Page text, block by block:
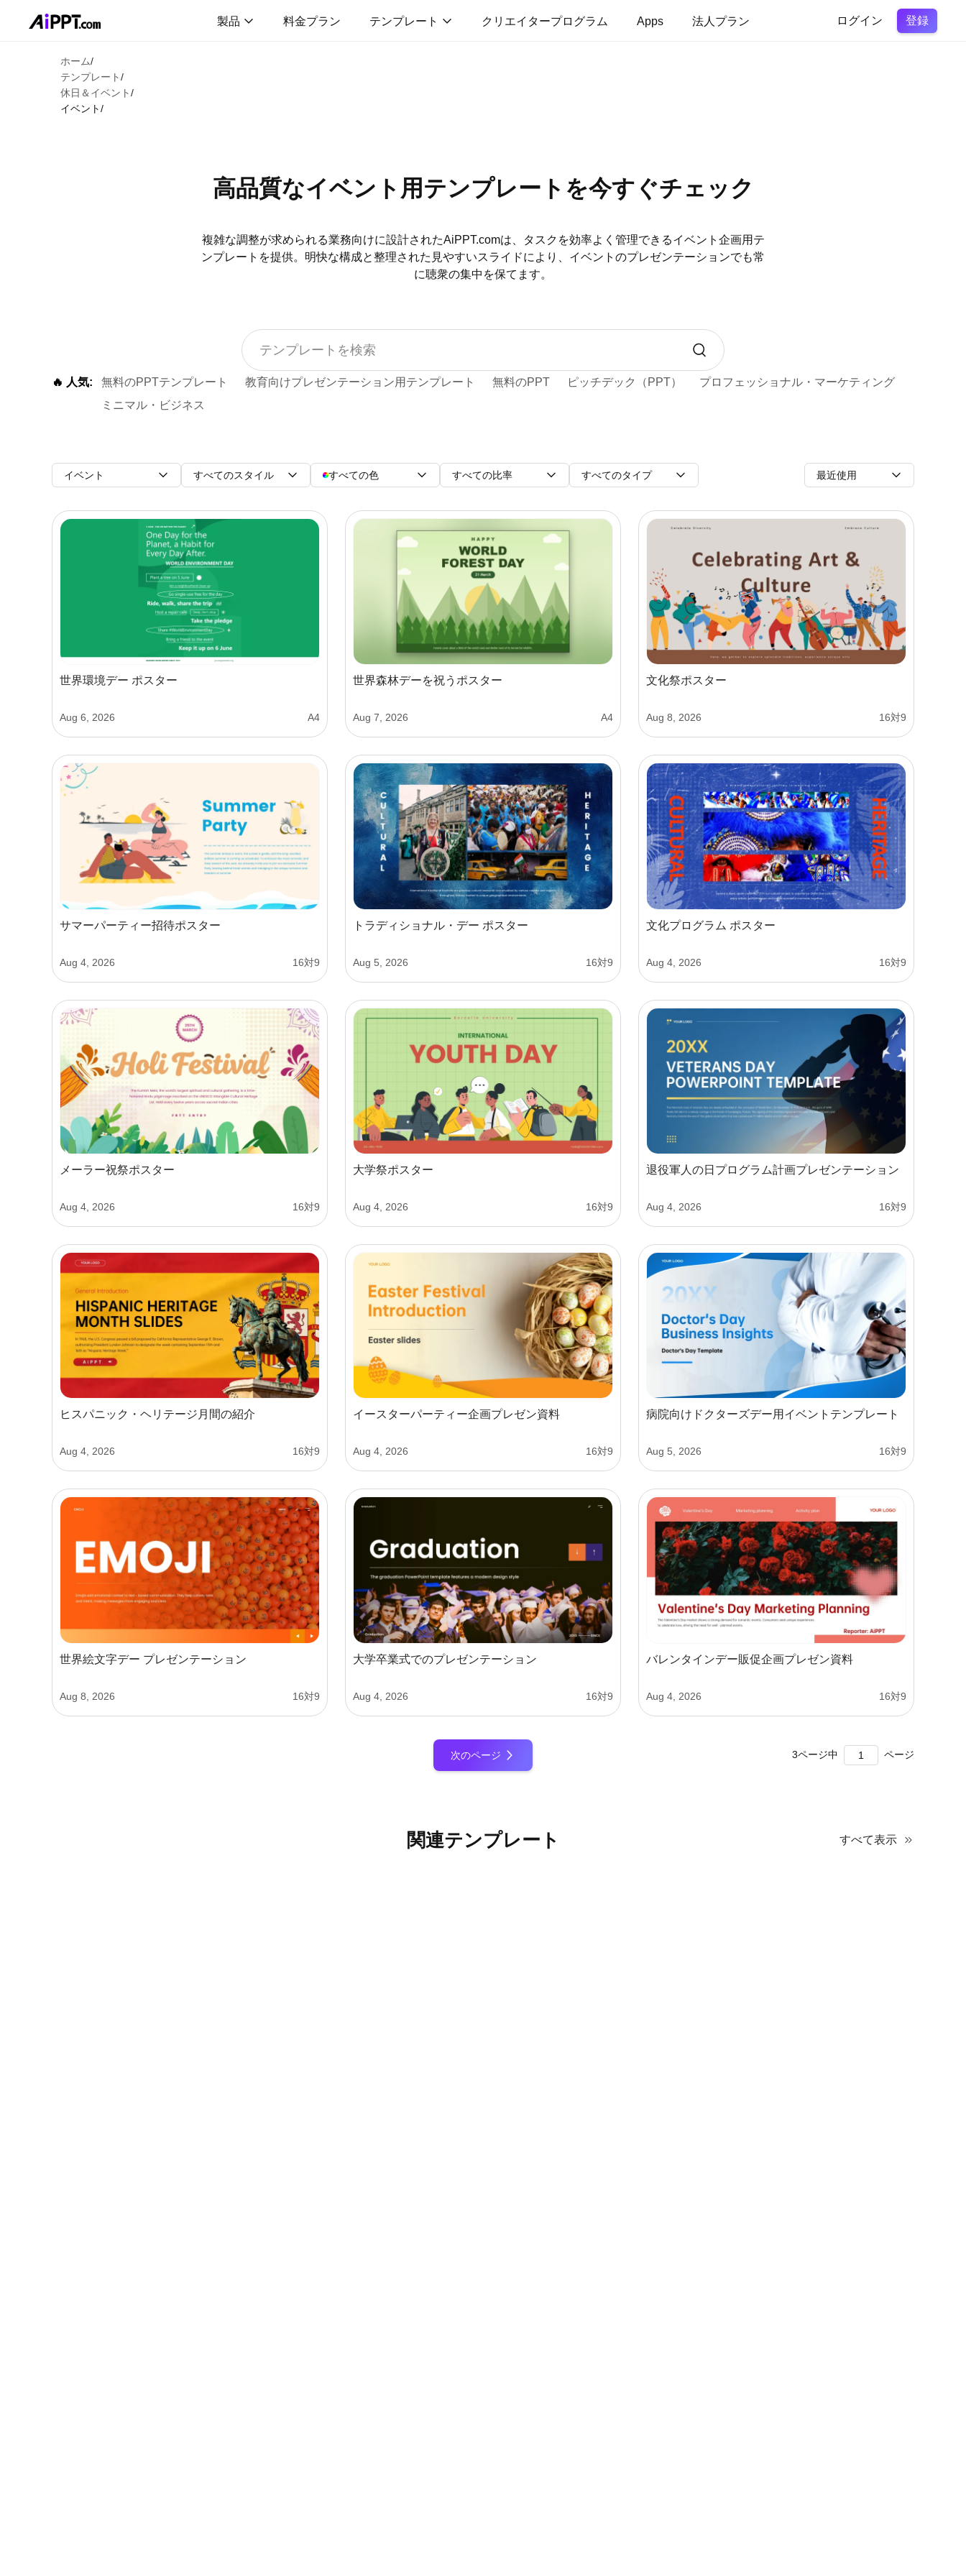
製品 料金プラン テンプレート クリエイタープログラム Apps 法人プラン ログイン 登録
ホーム/
テンプレート/
休日＆イベント/
イベント/
高品質なイベント用テンプレートを今すぐチェック
複雑な調整が求められる業務向けに設計されたAiPPT.comは、タスクを効率よく管理できるイベント企画用テ
ンプレートを提供。明快な構成と整理された見やすいスライドにより、イベントのプレゼンテーションでも常
に聴衆の集中を保てます。
🔥 人気: 無料のPPTテンプレート 教育向けプレゼンテーション用テンプレート 無料のPPT ピッチデック（PPT）
プロフェッショナル・マーケティング
ミニマル・ビジネス
イベント すべてのスタイル すべての色 すべての比率 すべてのタイプ 最近使用
世界環境デー ポスター
Aug 6, 2026 A4
世界森林デーを祝うポスター
Aug 7, 2026 A4
文化祭ポスター
Aug 8, 2026 16対9
サマーパーティー招待ポスター
Aug 4, 2026 16対9
トラディショナル・デー ポスター
Aug 5, 2026 16対9
文化プログラム ポスター
Aug 4, 2026 16対9
メーラー祝祭ポスター
Aug 4, 2026 16対9
大学祭ポスター
Aug 4, 2026 16対9
退役軍人の日プログラム計画プレゼンテーション
Aug 4, 2026 16対9
ヒスパニック・ヘリテージ月間の紹介
Aug 4, 2026 16対9
イースターパーティー企画プレゼン資料
Aug 4, 2026 16対9
病院向けドクターズデー用イベントテンプレート
Aug 5, 2026 16対9
世界絵文字デー プレゼンテーション
Aug 8, 2026 16対9
大学卒業式でのプレゼンテーション
Aug 4, 2026 16対9
バレンタインデー販促企画プレゼン資料
Aug 4, 2026 16対9
次のページ 3ページ中 ページ
関連テンプレート すべて表示